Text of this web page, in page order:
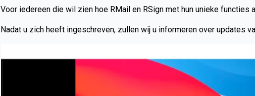
Voor iedereen die wil zien hoe RMail en RSign met hun unieke functies
Nadat u zich heeft ingeschreven, zullen wij u informeren over updates